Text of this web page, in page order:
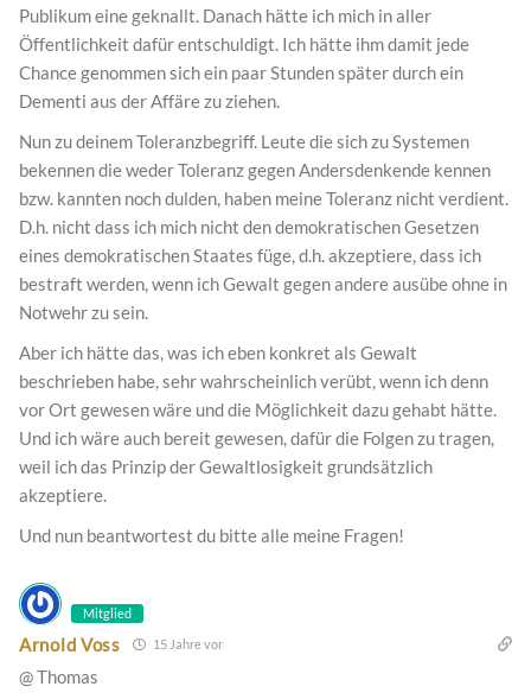
Publikum eine geknallt. Danach hätte ich mich in aller
Öffentlichkeit dafür entschuldigt. Ich hätte ihm damit jede
Chance genommen sich ein paar Stunden später durch ein
Dementi aus der Affäre zu ziehen.
Nun zu deinem Toleranzbegriff. Leute die sich zu Systemen
bekennen die weder Toleranz gegen Andersdenkende kennen
bzw. kannten noch dulden, haben meine Toleranz nicht verdient.
D.h. nicht dass ich mich nicht den demokratischen Gesetzen
eines demokratischen Staates füge, d.h. akzeptiere, dass ich
bestraft werden, wenn ich Gewalt gegen andere ausübe ohne in
Notwehr zu sein.
Aber ich hätte das, was ich eben konkret als Gewalt
beschrieben habe, sehr wahrscheinlich verübt, wenn ich denn
vor Ort gewesen wäre und die Möglichkeit dazu gehabt hätte.
Und ich wäre auch bereit gewesen, dafür die Folgen zu tragen,
weil ich das Prinzip der Gewaltlosigkeit grundsätzlich
akzeptiere.
Und nun beantwortest du bitte alle meine Fragen!
Mitglied
Arnold Voss 15 Jahre vor
@ Thomas